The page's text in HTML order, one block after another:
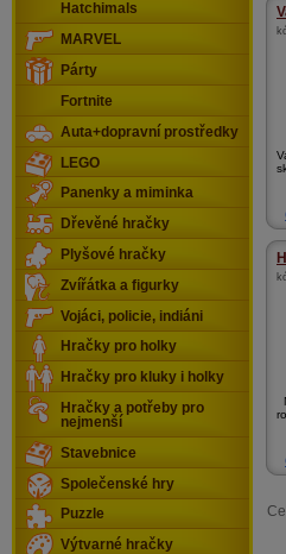
Hatchimals
MARVEL
Párty
Fortnite
Auta+dopravní prostředky
LEGO
Panenky a miminka
Dřevěné hračky
Plyšové hračky
Zvířátka a figurky
Vojáci, policie, indiáni
Hračky pro holky
Hračky pro kluky i holky
Hračky a potřeby pro
nejmenší
Stavebnice
Společenské hry
Puzzle
Výtvarné hračky